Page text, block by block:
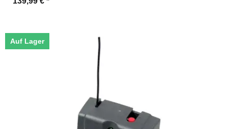
Auf Lager